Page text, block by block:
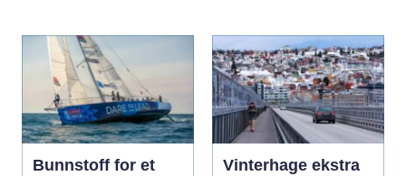
Bunnstoff for et
Vinterhage ekstra